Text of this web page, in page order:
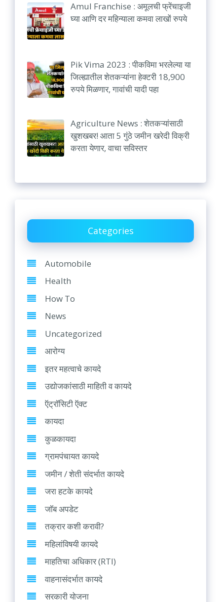
Amul Franchise : अमूलची फ्रेंचाइजी
घ्या आणि दर महिन्याला कमवा लाखों रुपये
Pik Vima 2023 : पीकविमा भरलेल्या या
जिल्ह्यातील शेतकऱ्यांना हेक्टरी 18,900
रुपये मिळणार, गावांची यादी पहा
Agriculture News : शेतकऱ्यांसाठी
खुशखबर! आता 5 गुंठे जमीन खरेदी विक्री
करता येणार, वाचा सविस्तर
Categories
Automobile
Health
How To
News
Uncategorized
आरोग्य
इतर महत्वाचे कायदे
उद्योजकांसाठी माहिती व कायदे
ऍट्रॉसिटी ऍक्ट
कायदा
कुळकायदा
ग्रामपंचायत कायदे
जमीन / शेती संदर्भात कायदे
जरा हटके कायदे
जॉब अपडेट
तक्रार कशी करावी?
महिलांविषयी कायदे
माहतिचा अधिकार (RTI)
वाहनासंदर्भात कायदे
सरकारी योजना